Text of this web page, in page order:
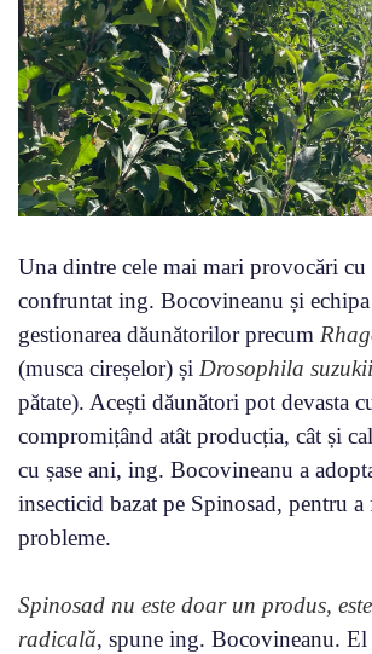
Una dintre cele mai mari provocări cu
confruntat ing. Bocovineanu și echipa
gestionarea dăunătorilor precum
(musca cireșelor) și Drosophila suzukii
pătate). Acești dăunători pot devasta
compromițând atât producția, cât și
cu șase ani, ing. Bocovineanu a
insecticid bazat pe Spinosad, pentru a
probleme.
Spinosad nu este doar un produs,
radicală, spune ing. Bocovineanu.